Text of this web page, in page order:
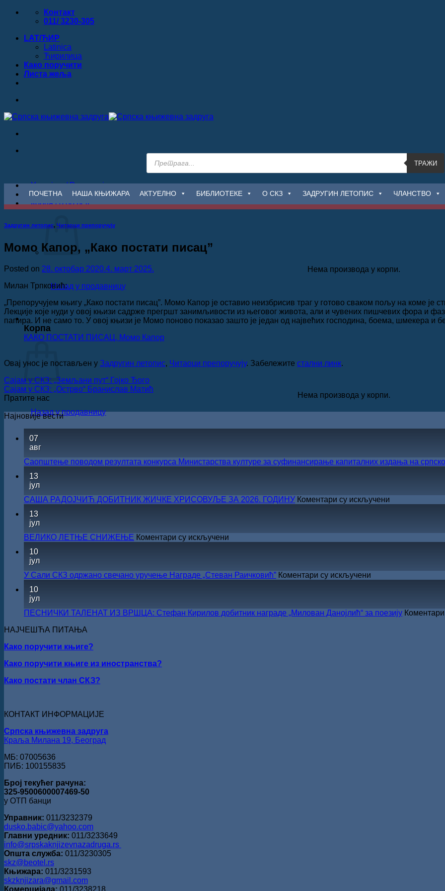
Прескочи
Контакт
011/ 3230-305
LAT/ЋИР
Latinica
Ћирилица
Како поручити
Листa жеља
Products
search
ТРАЖИ
Улогуј се / Региструјте се
Корпа /0.00рсд
Нема производа у корпи.
Назад у продавницу
Корпа
Нема производа у корпи.
Назад у продавницу
ПОЧЕТНА НАША КЊИЖАРА АКТУЕЛНО БИБЛИОТЕКЕ О СКЗ ЗАДРУГИН ЛЕТОПИС ЧЛАНСТВО
Задругин летопис, Читаоци препоручују
Момо Капор, „Како постати писац”
Posted on 28. октобар 2020.4. март 2025.
Милан Трпковић:
„Препоручујем књигу „Како постати писац”. Момо Капор је оставио неизбрисив траг у готово сваком пољу на коме је
Лекције које нуди у овој књизи садрже прегршт занимљивости из његовог живота, али и чувених пишчевих фора и
папира. И не само то. У овој књизи је Момо поново показао зашто је један од највећих господина, боема, шмекера и
КАКО ПОСТАТИ ПИСАЦ, Момо Капор
Овај унос је постављен у Задругин летопис, Читаоци препоручују. Забележите стални линк.
Сајам у СКЗ: „Земљани пут“ Гојко Ђого
Сајам у СКЗ: „Острво“ Бранислав Матић
Пратите нас
Најновије вести
07
авг
Саопштење поводом резултата конкурса Министарства културе за суфинансирање капиталних издања на
13
јул
САША РАДОЈЧИЋ ДОБИТНИК ЖИЧКЕ ХРИСОВУЉЕ ЗА 2026. ГОДИНУ Коментари су искључени
ЖИЧКЕ
ХРИСОВУЉЕ
ГОДИНУ
13
јул
ВЕЛИКО ЛЕТЊЕ СНИЖЕЊЕ Коментари су искључени
10
јул
У Сали СКЗ одржано свечано уручење Награде „Стеван Раичковић” Коментари су искључени
одржано
свечано
10
јул
ПЕСНИЧКИ ТАЛЕНАТ ИЗ ВРШЦА: Стефан Кирилов добитник награде „Милован Данојлић“ за поезију
НАЈЧЕШЋА ПИТАЊА
Како поручити књиге?
Како поручити књиге из иностранства?
Како постати члан СКЗ?
КОНТАКТ ИНФОРМАЦИЈЕ
Српска књижевна задруга
Краља Милана 19, Београд
МБ: 07005636
ПИБ: 100155835
Број текућег рачуна:
325-9500600007469-50
у ОТП банци
Управник: 011/3232379
dusko.babic@yahoo.com
Главни уредник: 011/3233649
info@srpskaknjizevnazadruga.rs
Општа служба: 011/3230305
skz@beotel.rs
Књижара: 011/3231593
skzknjizara@gmail.com
Комерцијала: 011/3238218